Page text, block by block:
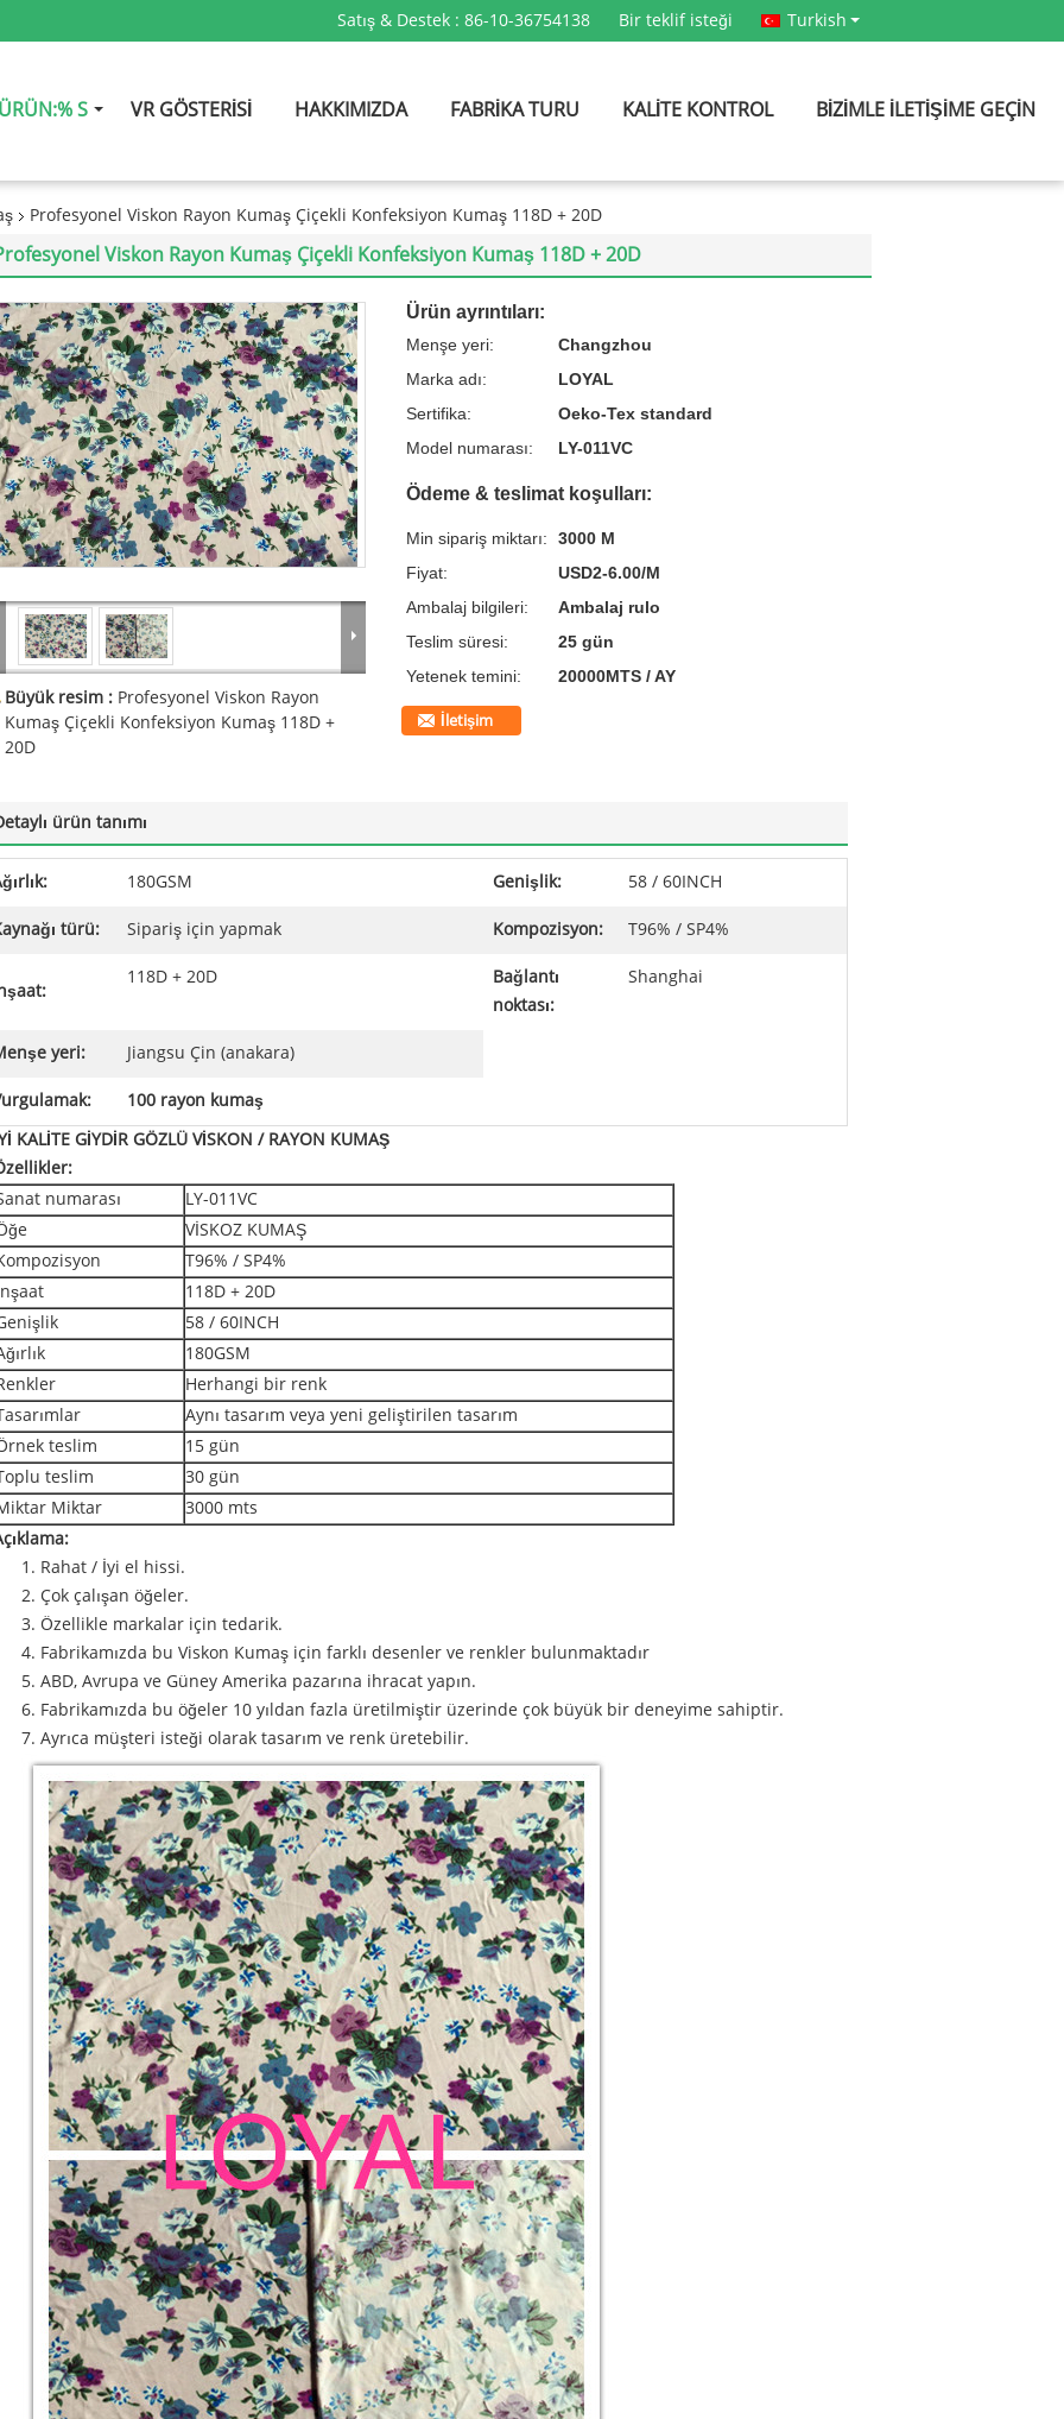
Satış & Destek : 86-10-36754138 Bir teklif isteği Turkish
S VR GÖSTERISI HAKKIMIZDA FABRIKA TURU KALITE KONTROL BIZIMLE ILETIŞIME GEÇIN
Profesyonel Viskon Rayon Kumaş Çiçekli Konfeksiyon Kumaş 118D + 20D
Viskon Rayon Kumaş Çiçekli Konfeksiyon Kumaş 118D + 20D
Büyük resim : Profesyonel Viskon Rayon
Kumaş Çiçekli Konfeksiyon Kumaş 118D +
20D
Ürün ayrıntıları:
Menşe yeri:
Changzhou
Marka adı:
LOYAL
Sertifika:
Oeko-Tex standard
Model numarası:
LY-011VC
Ödeme & teslimat koşulları:
Min sipariş miktarı:
3000 M
Fiyat:
USD2-6.00/M
Ambalaj bilgileri:
Ambalaj rulo
Teslim süresi:
25 gün
Yetenek temini:
20000MTS / AY
İletişim
ürün tanımı
180GSM Genişlik: 58 / 60INCH
türü: Sipariş için yapmak Kompozisyon: T96% / SP4%
118D + 20D
Bağlantı
noktası:
Shanghai
yeri: Jiangsu Çin (anakara)
100 rayon kumaş
KALİTE GİYDİR GÖZLÜ VİSKON / RAYON KUMAŞ
numarası
LY-011VC
VİSKOZ KUMAŞ
T96% / SP4%
118D + 20D
58 / 60INCH
180GSM
Herhangi bir renk
Aynı tasarım veya yeni geliştirilen tasarım
teslim
15 gün
teslim
30 gün
Miktar
3000 mts
1. Rahat / İyi el hissi.
2. Çok çalışan öğeler.
3. Özellikle markalar için tedarik.
4. Fabrikamızda bu Viskon Kumaş için farklı desenler ve renkler bulunmaktadır
5. ABD, Avrupa ve Güney Amerika pazarına ihracat yapın.
6. Fabrikamızda bu öğeler 10 yıldan fazla üretilmiştir üzerinde çok büyük bir deneyime sahiptir.
7. Ayrıca müşteri isteği olarak tasarım ve renk üretebilir.